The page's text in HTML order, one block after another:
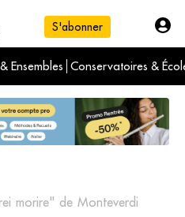
S'abonner
Ensembles Conservatoires &
du jour
du mois
morire" de Monteverdi